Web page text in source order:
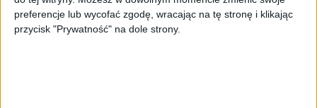
preferencje lub wycofać zgodę, wracając na tę stronę i klikając
przycisk "Prywatność" na dole strony.
o 1 grosz – do 2,60 zł/l.